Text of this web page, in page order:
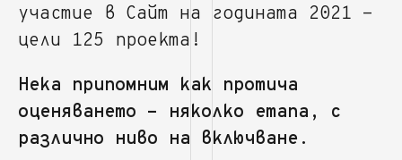
участие в Сайт на годината 2021 -
цели 125 проекта!
Нека припомним как протича
оценяването - няколко етапа, с
различно ниво на включване.